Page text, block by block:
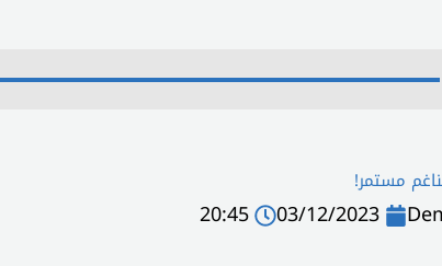
مستمر!
03/12/2023
20:45